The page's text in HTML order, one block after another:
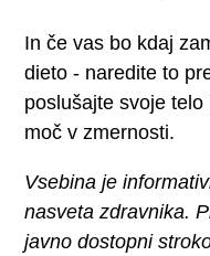
In če vas bo kdaj
dieto - naredite to
poslušajte svoje
moč v zmernosti.
Vsebina je
nasveta zdravnika.
javno dostopni